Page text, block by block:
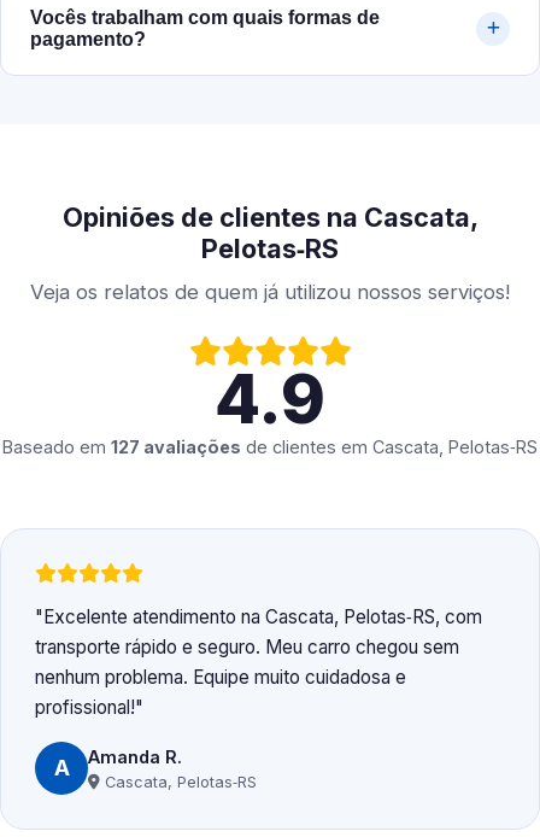
Vocês trabalham com quais formas de
pagamento?
Opiniões de clientes na Cascata,
Pelotas‑RS
Veja os relatos de quem já utilizou nossos serviços!
4.9
Baseado em 127 avaliações de clientes em Cascata, Pelotas‑RS
Excelente atendimento na Cascata, Pelotas‑RS, com
transporte rápido e seguro. Meu carro chegou sem
nenhum problema. Equipe muito cuidadosa e
profissional!
A Amanda R.
Cascata, Pelotas‑RS